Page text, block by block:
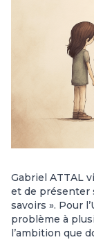
Gabriel ATTAL
et de présenter
savoirs ». Pour
problème à
l’ambition que